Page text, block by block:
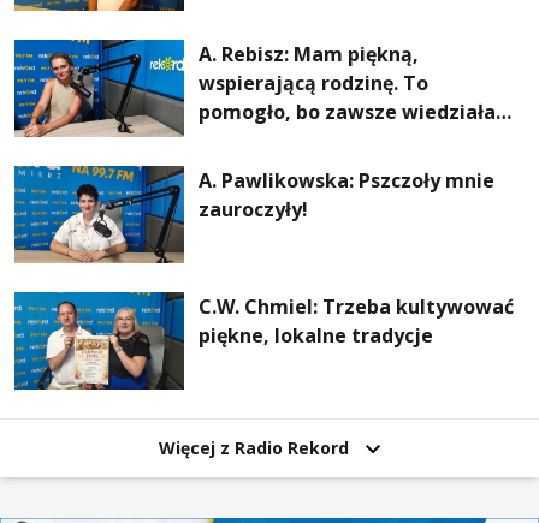
A. Rebisz: Mam piękną,
wspierającą rodzinę. To
pomogło, bo zawsze wiedziałam,
najważniejsza
A. Pawlikowska: Pszczoły mnie
zauroczyły!
C.W. Chmiel: Trzeba kultywować
piękne, lokalne tradycje
Więcej z Radio Rekord